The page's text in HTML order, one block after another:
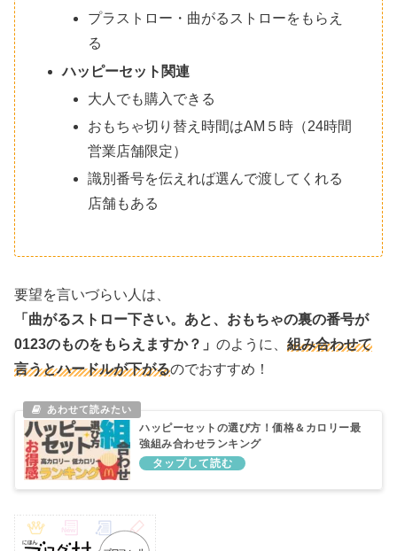
プラストロー・曲がるストローをもらえ
る
ハッピーセット関連
大人でも購入できる
おもちゃ切り替え時間はAM５時（24時間
営業店舗限定）
識別番号を伝えれば選んで渡してくれる
店舗もある
要望を言いづらい人は、
「曲がるストロー下さい。あと、おもちゃの裏の番号が
0123のものをもらえますか？」 のように、 組み合わせて
言うとハードルが下がるのでおすすめ！
ハッピーセットの選び方！価格＆カロリー最
強組み合わせランキング